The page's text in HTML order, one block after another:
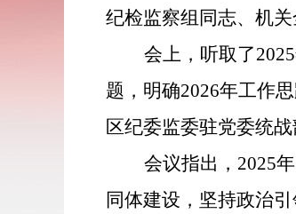
纪检监察组同志、机
会上， 听取了2025
题，明确2026年工作
区纪委监委驻党委统
会议指出 ， 2025
同体建设， 坚持政治